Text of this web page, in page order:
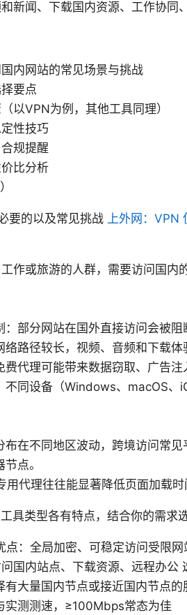
新闻、下载国内资源、工作协同
内网站的常见场景与挑战
要点
以VPN为例，其他工具同理）
性技巧
规提醒
比分析
要的以及常见挑战 上外网：VPN
作或旅游的人群，需要访问国内
部分网站在国外直接访问会被阻
路径较长，视频、音频和下载体
代理可能带来数据窃取、广告注
不同设备（Windows、macOS、
布在不同地区波动，跨境访问常
点。
代理往往能显著降低页面加载时
具类型各有特点，结合你的需求
：全局加密、可稳定访问受限网
国内站点、下载资源、远程办公
有大量国内节点或接近国内节点的
实测测速，≥100Mbps常态为佳